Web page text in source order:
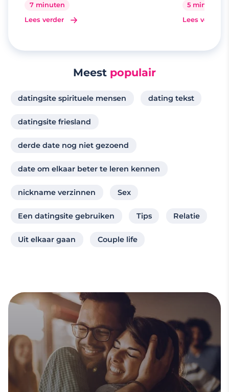
7 minuten
Lees verder
5 minuten
Lees verder
Meest populair
datingsite spirituele mensen dating tekst
datingsite friesland
derde date nog niet gezoend
date om elkaar beter te leren kennen
nickname verzinnen Sex
Een datingsite gebruiken Tips Relatie
Uit elkaar gaan Couple life